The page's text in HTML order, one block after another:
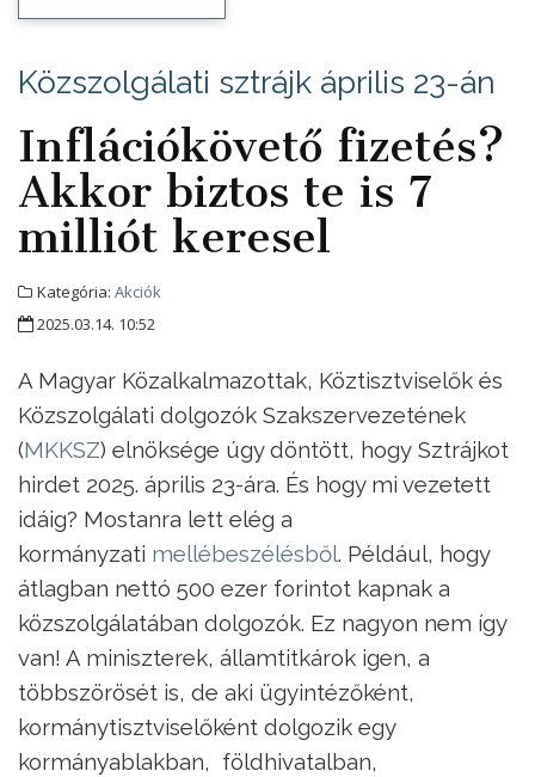
Közszolgálati sztrájk április 23-án
Inflációkövető fizetés?
Akkor biztos te is 7
milliót keresel
Kategória: Akciók
2025.03.14. 10:52
A Magyar Közalkalmazottak, Köztisztviselők és
Közszolgálati dolgozók Szakszervezetének
(MKKSZ) elnöksége úgy döntött, hogy Sztrájkot
hirdet 2025. április 23-ára. És hogy mi vezetett
idáig? Mostanra lett elég a
kormányzati mellébeszélésből. Például, hogy
átlagban nettó 500 ezer forintot kapnak a
közszolgálatában dolgozók. Ez nagyon nem így
van! A miniszterek, államtitkárok igen, a
többszörösét is, de aki ügyintézőként,
kormánytisztviselőként dolgozik egy
kormányablakban, földhivatalban,